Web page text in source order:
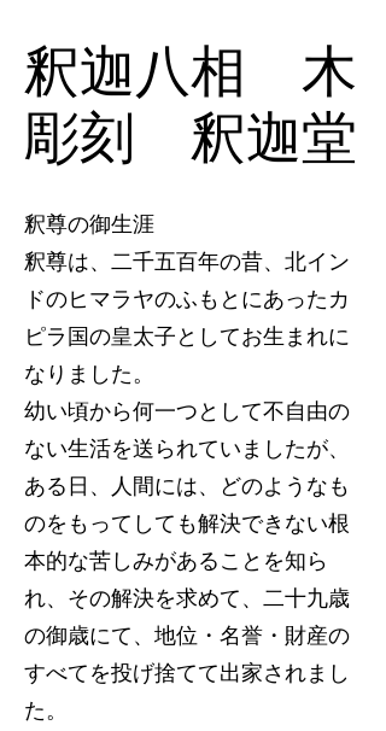
釈迦八相 木
彫刻 釈迦堂
釈尊の御生涯
釈尊は、二千五百年の昔、北イン
ドのヒマラヤのふもとにあったカ
ピラ国の皇太子としてお生まれに
なりました。
幼い頃から何一つとして不自由の
ない生活を送られていましたが、
ある日、人間には、どのようなも
のをもってしても解決できない根
本的な苦しみがあることを知ら
れ、その解決を求めて、二十九歳
の御歳にて、地位・名誉・財産の
すべてを投げ捨てて出家されまし
た。